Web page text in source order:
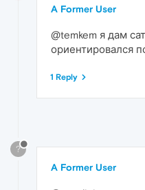
A Former User
@temkem я дам
ориентировался
1 Reply
?
A Former User